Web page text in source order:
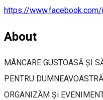
https://
About
MÂNCARE GUSTOASĂ ȘI
PENTRU DUMNEAVOASTRĂ
ORGANIZĂM Și